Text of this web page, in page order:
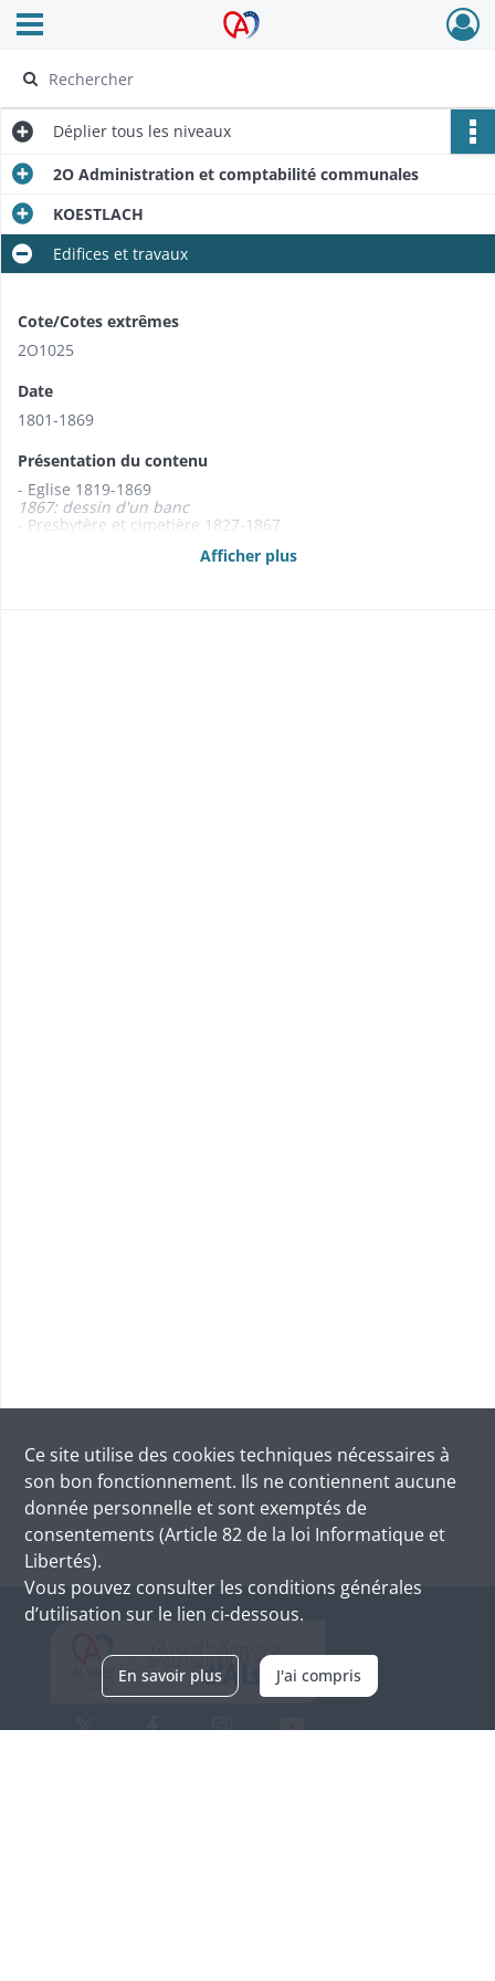
Archives Alsace - Colmar
Ouvrir le menu déroulant
Déplier tous les niveaux
2O Administration et comptabilité communales
KOESTLACH
Edifices et travaux
Cote/Cotes extrêmes
2O1025
Date
1801-1869
Présentation du contenu
- Eglise 1819-1869
1867: dessin d'un banc
- Presbytère et cimetière 1827-1867
- Dépôt et pompes à incendie 1843
Afficher plus
Ce site utilise des cookies techniques nécessaires à
son bon fonctionnement. Ils ne contiennent aucune
donnée personnelle et sont exemptés de
consentements (Article 82 de la loi Informatique et
Libertés).
Vous pouvez consulter les conditions générales
d’utilisation sur le lien ci-dessous.
En savoir plus J'ai compris